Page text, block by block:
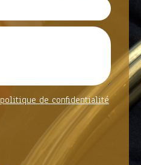
politique de confidentialité